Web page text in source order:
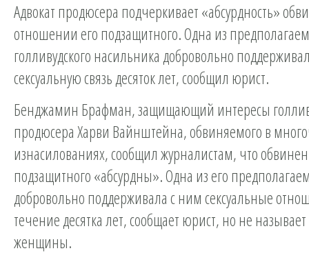
Адвокат продюсера подчеркивает «абсурдность»
отношении его подзащитного. Одна из
голливудского насильника добровольно
сексуальную связь десяток лет, сообщил юрист.
Бенджамин Брафман, защищающий интересы
продюсера Харви Вайнштейна, обвиняемого в
изнасилованиях, сообщил журналистам, что
подзащитного «абсурдны». Одна из его
добровольно поддерживала с ним сексуальные
течение десятка лет, сообщает юрист, но не
женщины.